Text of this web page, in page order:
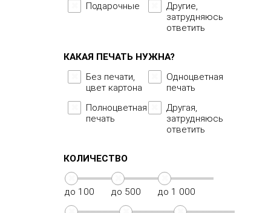
Подарочные
Другие,
затрудняюсь
ответить
КАКАЯ ПЕЧАТЬ НУЖНА?
Без печати,
цвет картона
Одноцветная
печать
Полноцветная
печать
Другая,
затрудняюсь
ответить
КОЛИЧЕСТВО
до 100 до 500 до 1 000